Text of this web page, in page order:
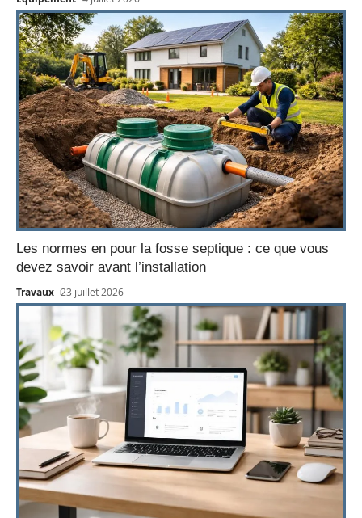
Les normes en pour la fosse septique : ce que vous
devez savoir avant l’installation
Travaux 23 juillet 2026